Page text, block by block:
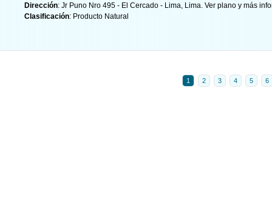
Dirección: Jr Puno Nro 495 - El Cercado - Lima, Lima. Ver plano y más
Clasificación: Producto Natural
1 2 3 4 5 6